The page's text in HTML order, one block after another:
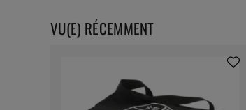
VU(E) RÉCEMMENT